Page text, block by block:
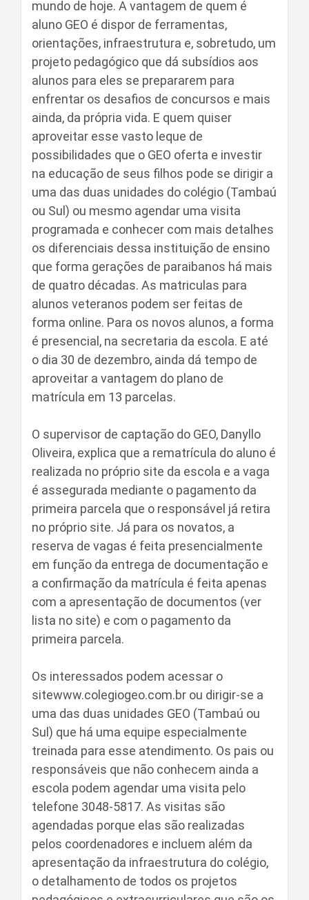
mundo de hoje. A vantagem de quem é
aluno GEO é dispor de ferramentas,
orientações, infraestrutura e, sobretudo, um
projeto pedagógico que dá subsídios aos
alunos para eles se prepararem para
enfrentar os desafios de concursos e mais
ainda, da própria vida. E quem quiser
aproveitar esse vasto leque de
possibilidades que o GEO oferta e investir
na educação de seus filhos pode se dirigir a
uma das duas unidades do colégio (Tambaú
ou Sul) ou mesmo agendar uma visita
programada e conhecer com mais detalhes
os diferenciais dessa instituição de ensino
que forma gerações de paraibanos há mais
de quatro décadas. As matriculas para
alunos veteranos podem ser feitas de
forma online. Para os novos alunos, a forma
é presencial, na secretaria da escola. E até
o dia 30 de dezembro, ainda dá tempo de
aproveitar a vantagem do plano de
matrícula em 13 parcelas.
O supervisor de captação do GEO, Danyllo
Oliveira, explica que a rematrícula do aluno é
realizada no próprio site da escola e a vaga
é assegurada mediante o pagamento da
primeira parcela que o responsável já retira
no próprio site. Já para os novatos, a
reserva de vagas é feita presencialmente
em função da entrega de documentação e
a confirmação da matrícula é feita apenas
com a apresentação de documentos (ver
lista no site) e com o pagamento da
primeira parcela.
Os interessados podem acessar o
sitewww.colegiogeo.com.br ou dirigir-se a
uma das duas unidades GEO (Tambaú ou
Sul) que há uma equipe especialmente
treinada para esse atendimento. Os pais ou
responsáveis que não conhecem ainda a
escola podem agendar uma visita pelo
telefone 3048-5817. As visitas são
agendadas porque elas são realizadas
pelos coordenadores e incluem além da
apresentação da infraestrutura do colégio,
o detalhamento de todos os projetos